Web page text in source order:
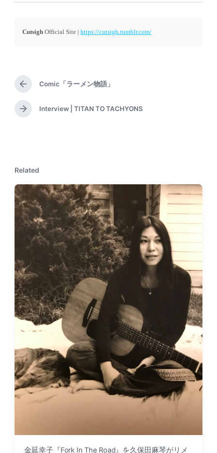
Cutsigh Official Site | https://cutsigh.tumblr.com/
P
r
e
v
p
o
s
t
:
Comic「ラーメン物語」
N
s
Interview | TITAN TO TACHYONS
Related
金延幸子『Fork In The Road』を久保田麻琴がリメ